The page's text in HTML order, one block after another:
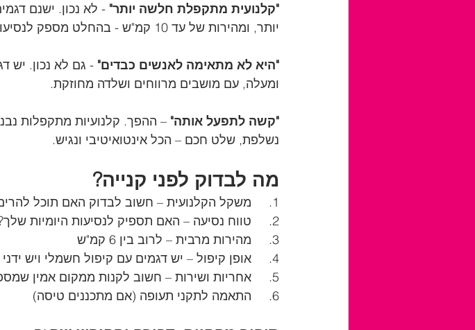
"קלנועית מתקפלת חלשה יותר"
יותר, ומהירות של עד 10 קמ"ש - בהחלט מספק לנסיעות עירוניות או שכונתיות.
"היא לא מתאימה לאנשים כבדים"
ומעלה, עם מושבים מרווחים ושלדה מחוזקת.
"קשה לתפעל אותה" – ההפך. קלנועיות מתקפלות
נשלפת, שלט חכם – הכל אינטואיטיבי ונגיש.
מה לבדוק לפני קנייה?
1.	משקל הקלנועית – חשוב לבדוק האם תוכל להרים או לגרור אותה לבד.
2.	טווח נסיעה – האם תספיק לנסיעות היומיות שלך?
3.	מהירות מרבית – לרוב בין 6 קמ"ש
4.	אופן קיפול – יש דגמים עם קיפול חשמלי ויש ידני
5.	אחריות ושירות – חשוב לקנות ממקום אמין שמספק שירות תיקונים
6.	התאמה לתקני תעופה (אם מתכננים טיסה)